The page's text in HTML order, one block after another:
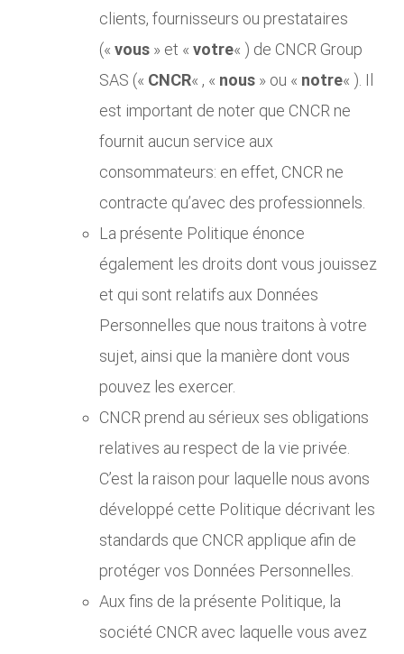
clients, fournisseurs ou prestataires
(« vous » et « votre« ) de CNCR Group
SAS (« CNCR« , « nous » ou « notre« ). Il
est important de noter que CNCR ne
fournit aucun service aux
consommateurs: en effet, CNCR ne
contracte qu’avec des professionnels.
La présente Politique énonce
également les droits dont vous jouissez
et qui sont relatifs aux Données
Personnelles que nous traitons à votre
sujet, ainsi que la manière dont vous
pouvez les exercer.
CNCR prend au sérieux ses obligations
relatives au respect de la vie privée.
C’est la raison pour laquelle nous avons
développé cette Politique décrivant les
standards que CNCR applique afin de
protéger vos Données Personnelles.
Aux fins de la présente Politique, la
société CNCR avec laquelle vous avez